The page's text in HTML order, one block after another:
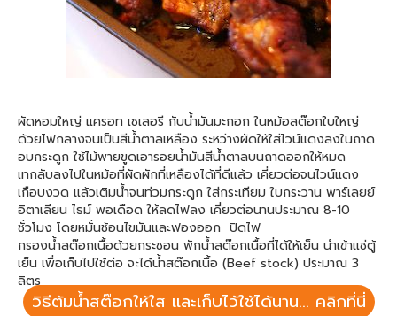
ผัดหอมใหญ่ แครอท เซเลอรี กับน้ำมันมะกอก ในหม้อสต๊อกใบใหญ่
ด้วยไฟกลางจนเป็นสีน้ำตาลเหลือง ระหว่างผัดให้ใส่ไวน์แดงลงในถาด
อบกระดูก ใช้ไม้พายขูดเอารอยน้ำมันสีน้ำตาลบนถาดออกให้หมด
เทกลับลงไปในหม้อที่ผัดผักที่เหลืองได้ที่ดีแล้ว เคี่ยวต่อจนไวน์แดง
เกือบงวด แล้วเติมน้ำจนท่วมกระดูก ใส่กระเทียม ใบกระวาน พาร์เลยย์
อิตาเลียน ไธม์ พอเดือด ให้ลดไฟลง เคี่ยวต่อนานประมาณ 8-10
ชั่วโมง โดยหมั่นช้อนไขมันและฟองออก ปิดไฟ
กรองน้ำสต๊อกเนื้อด้วยกระชอน พักน้ำสต๊อกเนื้อที่ได้ให้เย็น นำเข้าแช่ตู้
เย็น เพื่อเก็บไปใช้ต่อ จะได้น้ำสต๊อกเนื้อ (Beef stock) ประมาณ 3
ลิตร
วิธีต้มน้ำสต๊อกให้ใส และเก็บไว้ใช้ได้นาน... คลิกที่นี่